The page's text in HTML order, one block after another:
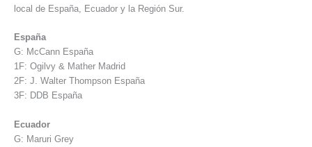
local de España, Ecuador y la Región Sur.
España
G: McCann España
1F: Ogilvy & Mather Madrid
2F: J. Walter Thompson España
3F: DDB España
Ecuador
G: Maruri Grey